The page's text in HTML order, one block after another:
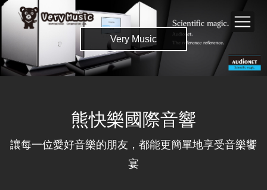
Very Music
熊快樂國際音響
讓每一位愛好音樂的朋友，都能更簡單地享受音樂饗
宴
Blue Speak 2.5M 喇叭線